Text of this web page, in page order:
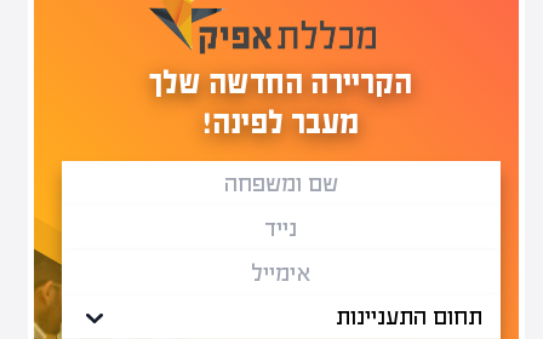
הקריירה החדשה שלך
מעבר לפינה!